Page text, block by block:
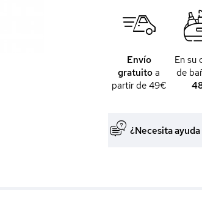
Envío
gratuito a
partir de 49€
En su
de
¿Necesita